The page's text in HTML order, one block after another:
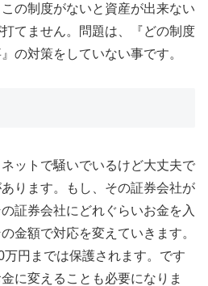
の制度がないと資産が出来ない
てません。問題は、『どの制度
の対策をしていない事です。
ネットで騒いでいるけど大丈夫で
ります。もし、その証券会社が
証券会社にどれぐらいお金を入
金額で対応を変えていきます。
円までは保護されます。です
に変えることも必要になりま